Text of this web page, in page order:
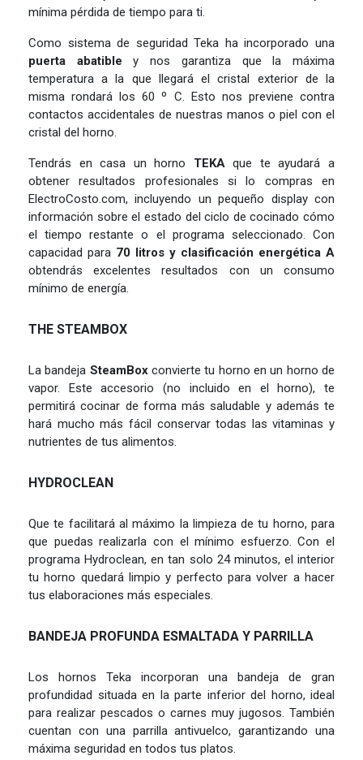
mínima pérdida de tiempo para ti.
Como sistema de seguridad Teka ha incorporado una
puerta abatible y nos garantiza que la máxima
temperatura a la que llegará el cristal exterior de la
misma rondará los 60 º C. Esto nos previene contra
contactos accidentales de nuestras manos o piel con el
cristal del horno.
Tendrás en casa un horno TEKA que te ayudará a
obtener resultados profesionales si lo compras en
ElectroCosto.com, incluyendo un pequeño display con
información sobre el estado del ciclo de cocinado cómo
el tiempo restante o el programa seleccionado. Con
capacidad para 70 litros y clasificación energética A
obtendrás excelentes resultados con un consumo
mínimo de energía.
THE STEAMBOX
La bandeja SteamBoxconvierte tu horno en un horno de
vapor. Este accesorio (no incluido en el horno), te
permitirá cocinar de forma más saludable y además te
hará mucho más fácil conservar todas las vitaminas y
nutrientes de tus alimentos.
HYDROCLEAN
Que te facilitará al máximo la limpieza de tu horno, para
que puedas realizarla con el mínimo esfuerzo. Con el
programa Hydroclean, en tan solo 24 minutos, el interior
tu horno quedará limpio y perfecto para volver a hacer
tus elaboraciones más especiales.
BANDEJA PROFUNDA ESMALTADA Y PARRILLA
Los hornos Teka incorporan una bandeja de gran
profundidad situada en la parte inferior del horno, ideal
para realizar pescados o carnes muy jugosos. También
cuentan con una parrilla antivuelco, garantizando una
máxima seguridad en todos tus platos.